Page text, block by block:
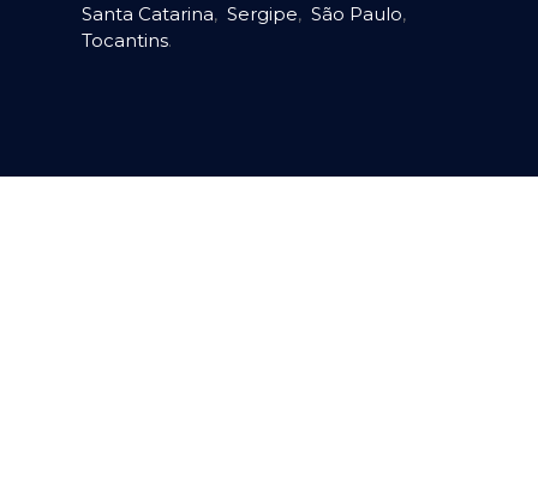
Santa Catarina, Sergipe, São Paulo,
Tocantins.